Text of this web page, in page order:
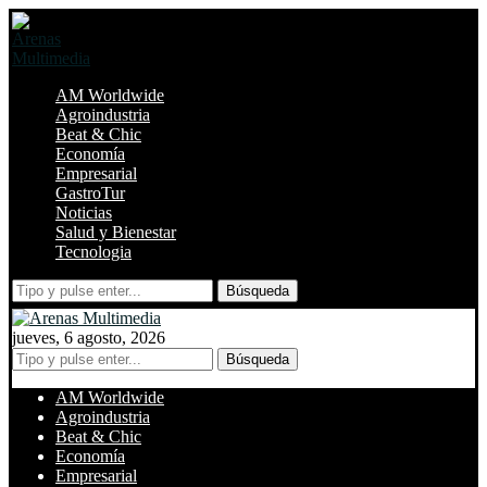
AM Worldwide
Agroindustria
Beat & Chic
Economía
Empresarial
GastroTur
Noticias
Salud y Bienestar
Tecnologia
Búsqueda
jueves, 6 agosto, 2026
Búsqueda
AM Worldwide
Agroindustria
Beat & Chic
Economía
Empresarial